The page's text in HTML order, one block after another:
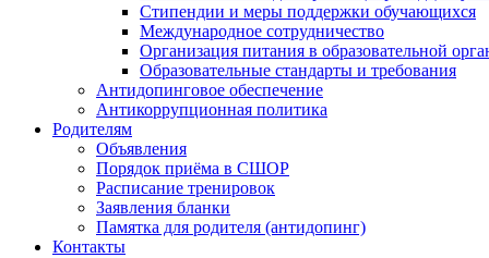
Стипендии и меры поддержки обучающихся
Международное сотрудничество
Организация питания в образовательной
Образовательные стандарты и требования
Антидопинговое обеспечение
Антикоррупционная политика
Родителям
Объявления
Порядок приёма в СШОР
Расписание тренировок
Заявления бланки
Памятка для родителя (антидопинг)
Контакты